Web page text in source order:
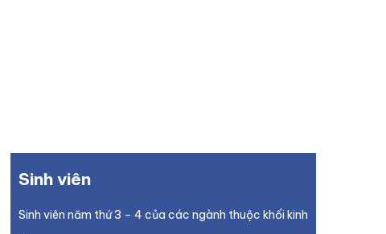
Sinh viên
Sinh viên năm thứ 3 – 4 của các ngành thuộc khối kinh